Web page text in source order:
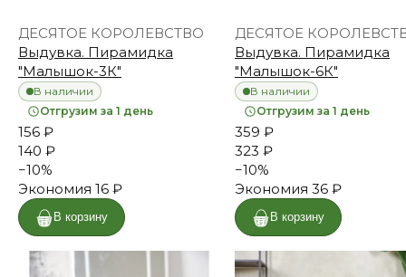
ДЕСЯТОЕ КОРОЛЕВСТВО
Выдувка. Пирамидка
"Малышок-3К"
В наличии
Отгрузим за 1 день
156 ₽
140 ₽
−10%
Экономия 16 ₽
В корзину
ДЕСЯТОЕ
Выдувка. Пирамидка
"Малышок-6К"
В наличии
Отгрузим за 1 день
359 ₽
323 ₽
−10%
Экономия 36 ₽
В корзину